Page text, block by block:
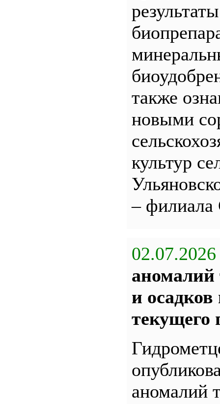
также
новыми
культур
–
02.07.2026
аномалий
и
текущего
аномалий